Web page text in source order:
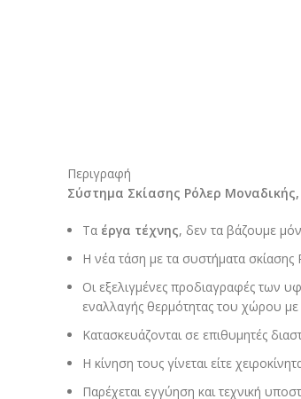
Περιγραφή
Σύστημα Σκίασης Ρόλερ
Τα έργα τέχνης, δεν τα βάζουμε
Η νέα τάση με τα συστήματα
Οι εξελιγμένες προδιαγραφές των
εναλλαγής θερμότητας του χώρου
Κατασκευάζονται σε επιθυμητές
Η κίνηση τους γίνεται είτε
Παρέχεται εγγύηση και τεχνική